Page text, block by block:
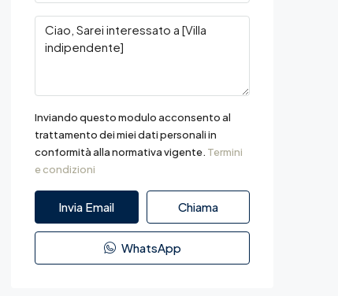
Inviando questo modulo acconsento al
trattamento dei miei dati personali in
conformità alla normativa vigente. Termini
e condizioni
Invia Email Chiama
WhatsApp